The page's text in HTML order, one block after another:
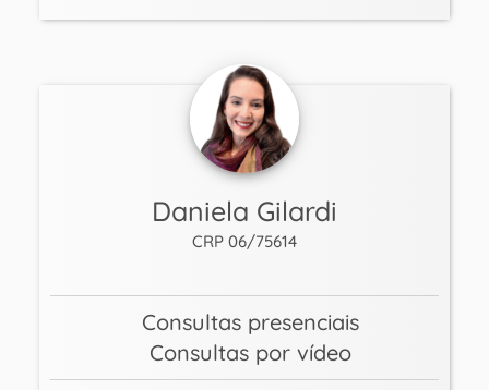
Daniela Gilardi
CRP 06/75614
Consultas presenciais
Consultas por vídeo